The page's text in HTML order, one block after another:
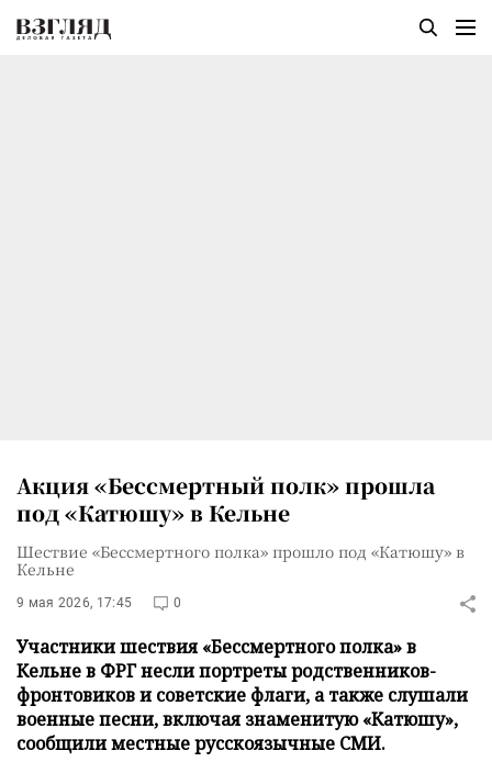
Акция «Бессмертный полк» прошла
под «Катюшу» в Кельне
Шествие «Бессмертного полка» прошло под «Катюшу» в
Кельне
9 мая 2026, 17:45 0
Участники шествия «Бессмертного полка» в
Кельне в ФРГ несли портреты родственников-
фронтовиков и советские флаги, а также слушали
военные песни, включая знаменитую «Катюшу»,
сообщили местные русскоязычные СМИ.